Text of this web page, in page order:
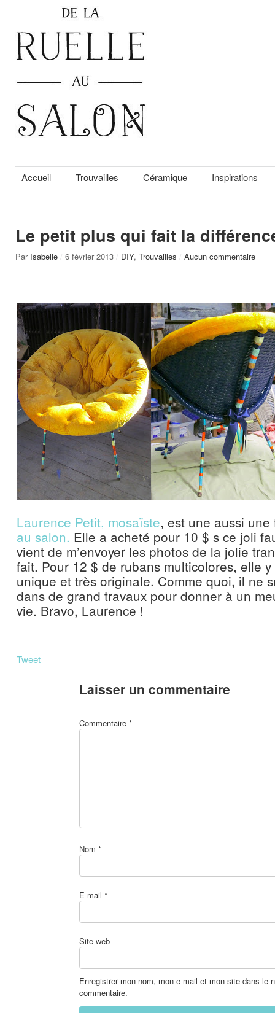
Accueil Trouvailles Céramique Inspirations
Le petit plus qui fait la
Par Isabelle / 6 février 2013 / DIY, Trouvailles / Aucun commentaire
Laurence Petit, mosaïste, est une aussi
au salon. Elle a acheté pour 10 $ s ce joli
vient de m’envoyer les photos de la jolie
fait. Pour 12 $ de rubans multicolores, elle
unique et très originale. Comme quoi, il ne
dans de grand travaux pour donner à un
vie. Bravo, Laurence !
Tweet
Laisser un commentaire
Commentaire *
Nom *
E-mail *
Site web
Enregistrer mon nom, mon e-mail et mon site dans le
commentaire.